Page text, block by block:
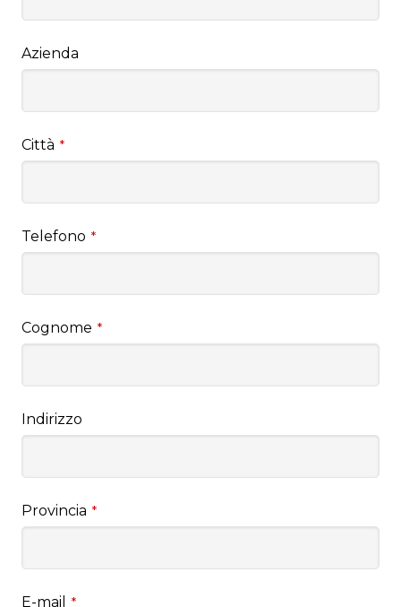
Azienda
Città *
Telefono *
Cognome *
Indirizzo
Provincia *
E-mail *